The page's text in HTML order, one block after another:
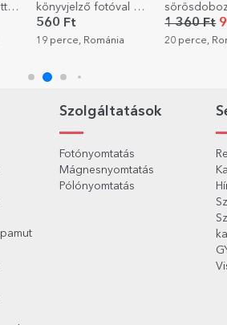
könyvjelző fotóval és
üzenettel
560 Ft
19 perce, Románia
szöveggel
hívás
1 360 Ft
20 perce,
Szolgáltatások
Fotónyomtatás
Mágnesnyomtatás
Pólónyomtatás